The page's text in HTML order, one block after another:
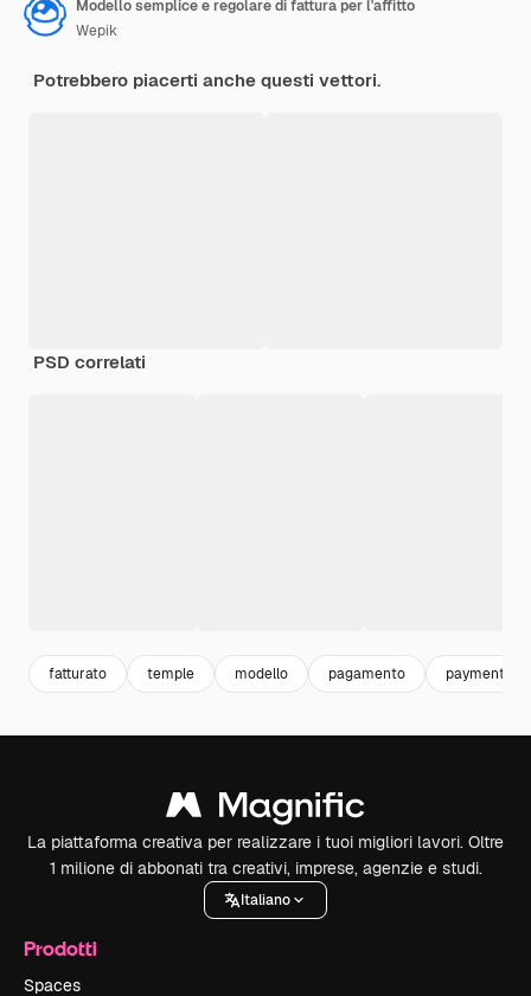
Modello semplice e regolare di fattura per l'affitto
Wepik
Potrebbero piacerti anche questi vettori.
PSD correlati
fatturato temple modello pagamento payment
La piattaforma creativa per realizzare i tuoi migliori lavori. Oltre
1 milione di abbonati tra creativi, imprese, agenzie e studi.
Italiano
Prodotti
Spaces